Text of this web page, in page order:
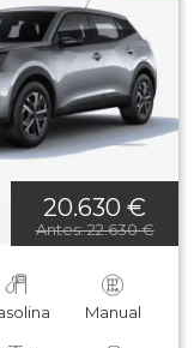
20.630 €
Antes: 22.630 €
Manual